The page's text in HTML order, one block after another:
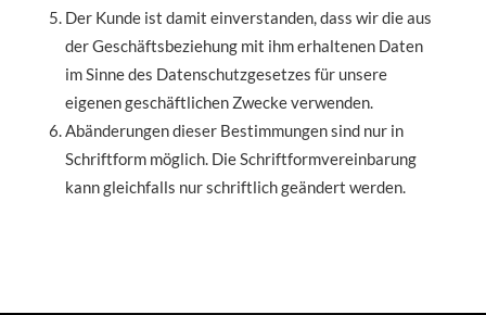
Der Kunde ist damit einverstanden, dass wir die aus
der Geschäftsbeziehung mit ihm erhaltenen Daten
im Sinne des Datenschutzgesetzes für unsere
eigenen geschäftlichen Zwecke verwenden.
Abänderungen dieser Bestimmungen sind nur in
Schriftform möglich. Die Schriftformvereinbarung
kann gleichfalls nur schriftlich geändert werden.